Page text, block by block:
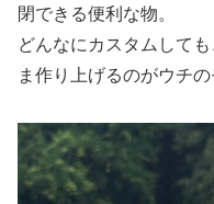
閉できる便利な物。
どんなにカスタムして
ま作り上げるのがウチの